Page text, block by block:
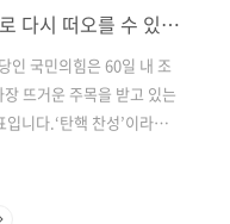
여당 대권주자 한동훈, 통합의 리더로 다시 떠오를 수 있을까?
인 국민의힘은 60일 내 조
뜨거운 주목을 받고 있는
니다.‘탄핵 찬성’이라는
미래 지향적 리더십을
력출생: 1973년 4월 9일,